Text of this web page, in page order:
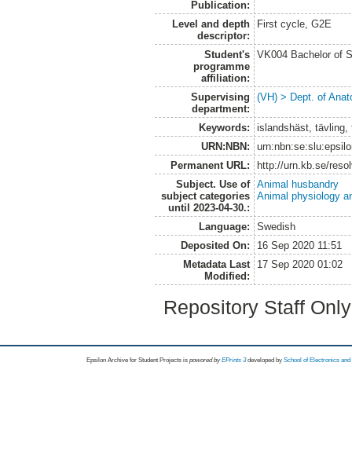
Publication:
Level and depth
descriptor:
First cycle, G2E
Student's
programme
affiliation:
VK004 Bachelor of
Supervising
department:
(VH) > Dept. of
Keywords:
islandshäst,
URN:NBN:
Permanent URL:
http://urn.kb.se/
Subject. Use of
subject categories
until 2023-04-30.:
Animal husbandry
Animal physiology
Language:
Swedish
Deposited On:
16 Sep 2020 11:51
Metadata Last
Modified:
17 Sep 2020 01:02
Repository Staff
Epsilon Archive for Student Projects is powored byEPrints 3 developed by School of Electronics